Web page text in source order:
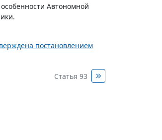
Автономной
постановлением
Статья 93